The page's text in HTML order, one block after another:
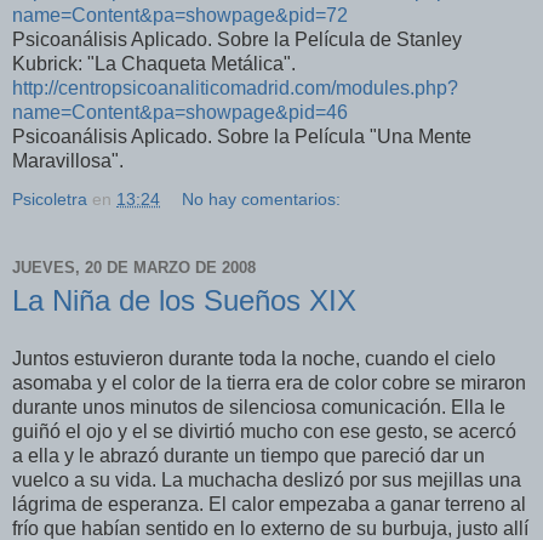
name=Content&pa=showpage&pid=72
Psicoanálisis Aplicado. Sobre la Película de Stanley
Kubrick: "La Chaqueta Metálica".
http://centropsicoanaliticomadrid.com/modules.php?
name=Content&pa=showpage&pid=46
Psicoanálisis Aplicado. Sobre la Película "Una Mente
Maravillosa".
Psicoletra en 13:24 No hay comentarios:
JUEVES, 20 DE MARZO DE 2008
La Niña de los Sueños XIX
Juntos estuvieron durante toda la noche, cuando el cielo
asomaba y el color de la tierra era de color cobre se miraron
durante unos minutos de silenciosa comunicación. Ella le
guiñó el ojo y el se divirtió mucho con ese gesto, se acercó
a ella y le abrazó durante un tiempo que pareció dar un
vuelco a su vida. La muchacha deslizó por sus mejillas una
lágrima de esperanza. El calor empezaba a ganar terreno al
frío que habían sentido en lo externo de su burbuja, justo allí